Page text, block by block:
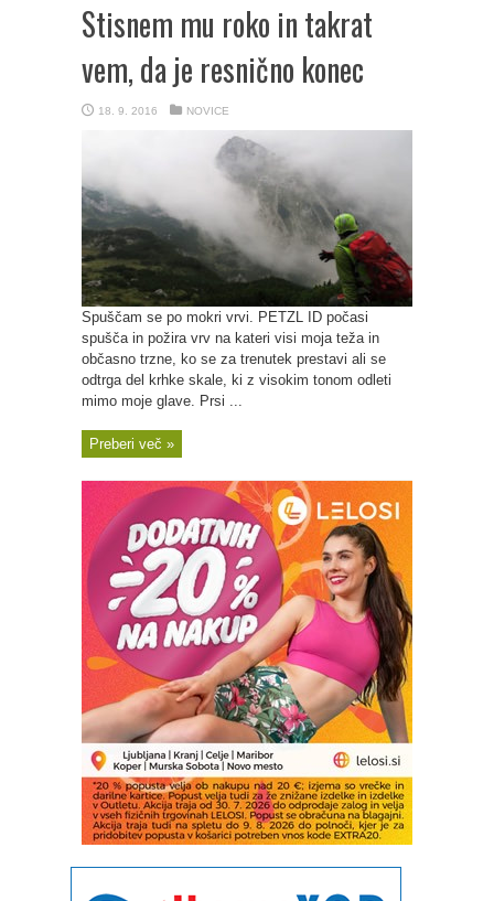
Stisnem mu roko in takrat
vem, da je resnično konec
18. 9. 2016 NOVICE
Spuščam se po mokri vrvi. PETZL ID počasi
spušča in požira vrv na kateri visi moja teža in
občasno trzne, ko se za trenutek prestavi ali se
odtrga del krhke skale, ki z visokim tonom odleti
mimo moje glave. Prsi ...
Preberi več »